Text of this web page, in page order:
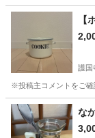
東京 荒川区
【
護国
※投稿主コメントをご確
東京 文京区
な